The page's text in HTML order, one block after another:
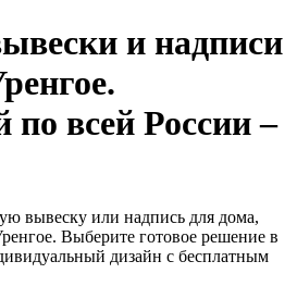
и надписи
по всей России –
вывеску или надпись для дома,
Выберите готовое решение в
дизайн с бесплатным